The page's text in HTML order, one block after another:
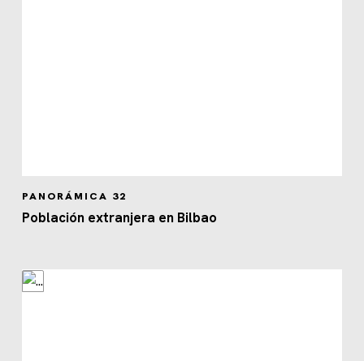
PANORÁMICA 32
Población extranjera en Bilbao